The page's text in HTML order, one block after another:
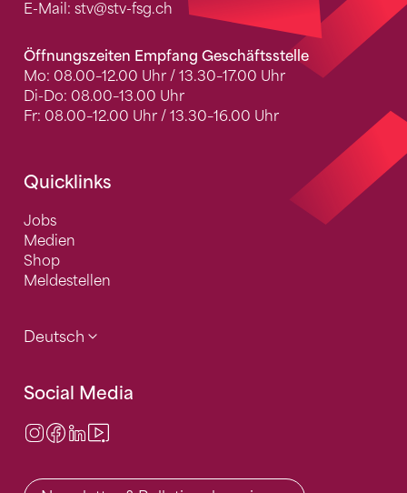
E-Mail: stv@stv-fsg.ch
Öffnungszeiten Empfang Geschäftsstelle
Mo: 08.00–12.00 Uhr / 13.30–17.00 Uhr
Di-Do: 08.00–13.00 Uhr
Fr: 08.00–12.00 Uhr / 13.30–16.00 Uhr
Quicklinks
Jobs
Medien
Shop
Meldestellen
Deutsch
Social Media
Instagram
Facebook
LinkedIn